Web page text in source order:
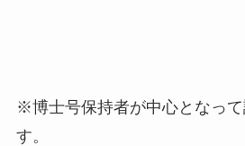
※博士号保持者が中心となって
す。